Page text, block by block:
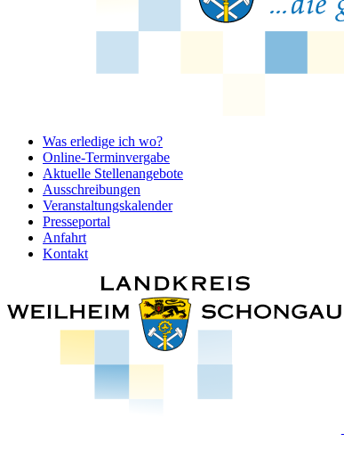
Was erledige ich wo?
Online-Terminvergabe
Aktuelle Stellenangebote
Ausschreibungen
Veranstaltungskalender
Presseportal
Anfahrt
Kontakt